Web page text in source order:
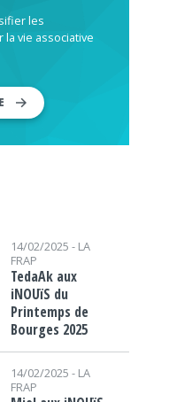
les
vie associative
14/02/2025 - LA
FRAP
TedaAk aux
iNOUïS du
Printemps de
Bourges 2025
14/02/2025 - LA
FRAP